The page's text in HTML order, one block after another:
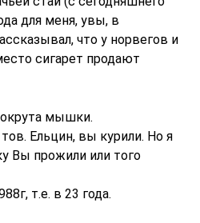
для меня, увы, в
что у норвегов и
сигарет продают
мышки.
Ельцин, вы курили. Но я
Вы прожили или того
т.е. в 23 года.